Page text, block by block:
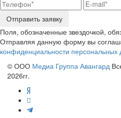
Отправить заявку
Поля, обозначенные звездочкой,
Отправляя данную форму вы
конфиденциальности персональных
© ООО Медиа Группа Авангард
2026гг.